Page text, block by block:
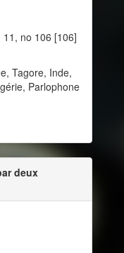
no 106 [106]
Tagore, Inde,
Parlophone
deux